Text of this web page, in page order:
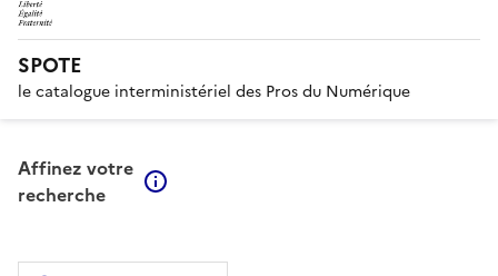
SPOTE
le catalogue interministériel des Pros du Numérique
Affinez votre
recherche